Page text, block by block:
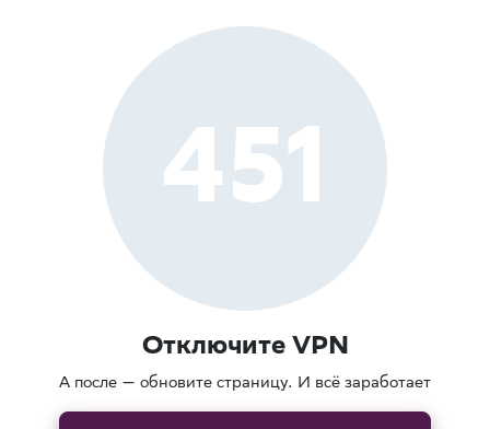
451
Отключите VPN
А после — обновите страницу. И всё заработает